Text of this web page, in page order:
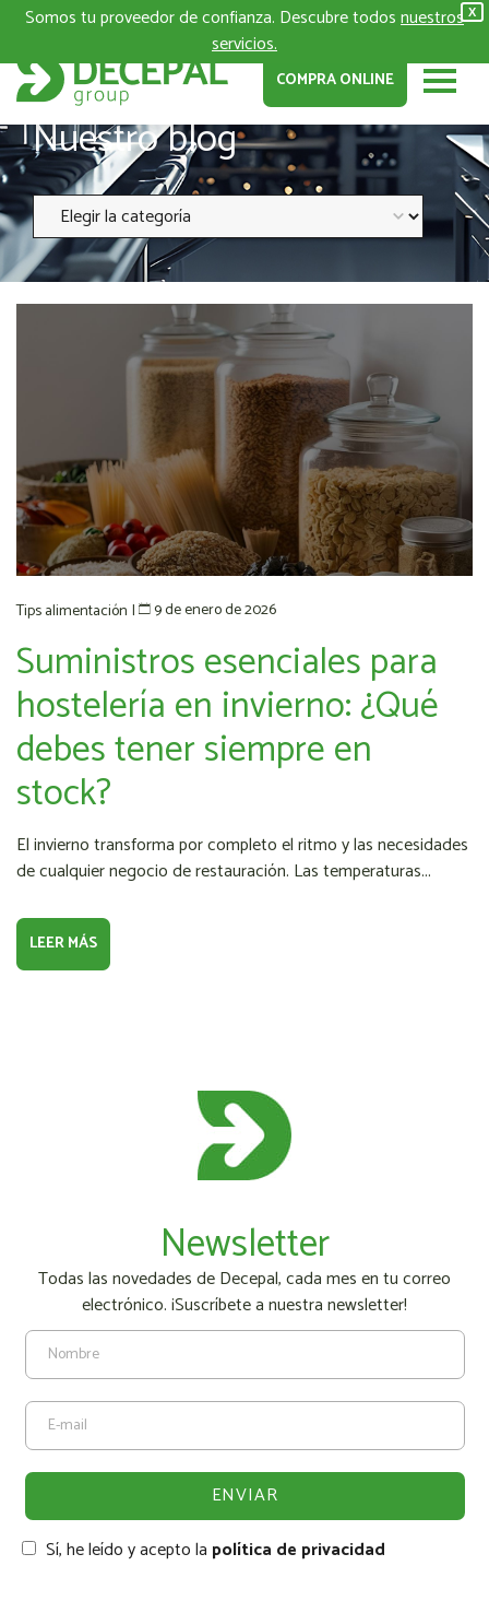
X
Somos tu proveedor de confianza. Descubre todosnuestros
servicios.
COMPRA ONLINE
Nuestro blog
Tips alimentación | 9 de enero de 2026
Suministros esenciales para
hostelería en invierno: ¿Qué
debes tener siempre en
stock?
El invierno transforma por completo el ritmo y las necesidades
de cualquier negocio de restauración. Las temperaturas...
LEER MÁS
Newsletter
Todas las novedades de Decepal, cada mes en tu correo
electrónico. ¡Suscríbete a nuestra newsletter!
Sí, he leído y acepto la política de privacidad